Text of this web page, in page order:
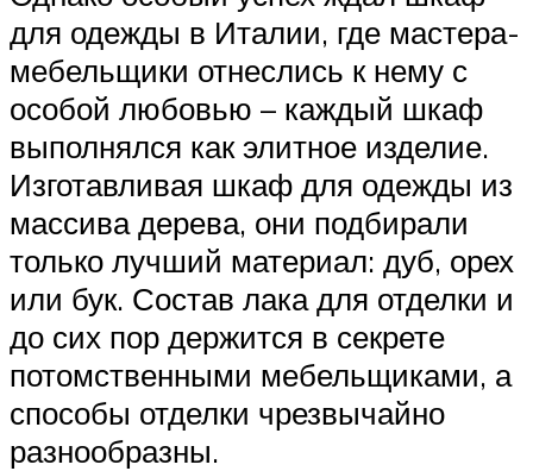
для одежды в Италии, где мастера-
мебельщики отнеслись к нему с
особой любовью – каждый шкаф
выполнялся как элитное изделие.
Изготавливая шкаф для одежды из
массива дерева, они подбирали
только лучший материал: дуб, орех
или бук. Состав лака для отделки и
до сих пор держится в секрете
потомственными мебельщиками, а
способы отделки чрезвычайно
разнообразны.